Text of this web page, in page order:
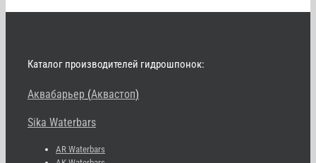
Каталог производителей гидрошпонок:
Аквабарьер (Аквастоп)
Sika Waterbars
AR Waterbars